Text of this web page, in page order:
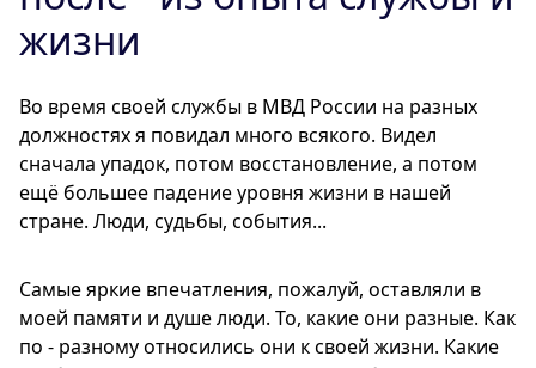
жизни
Во время своей службы в МВД России на разных
должностях я повидал много всякого. Видел
сначала упадок, потом восстановление, а потом
ещё большее падение уровня жизни в нашей
стране. Люди, судьбы, события...
Самые яркие впечатления, пожалуй, оставляли в
моей памяти и душе люди. То, какие они разные. Как
по - разному относились они к своей жизни. Какие